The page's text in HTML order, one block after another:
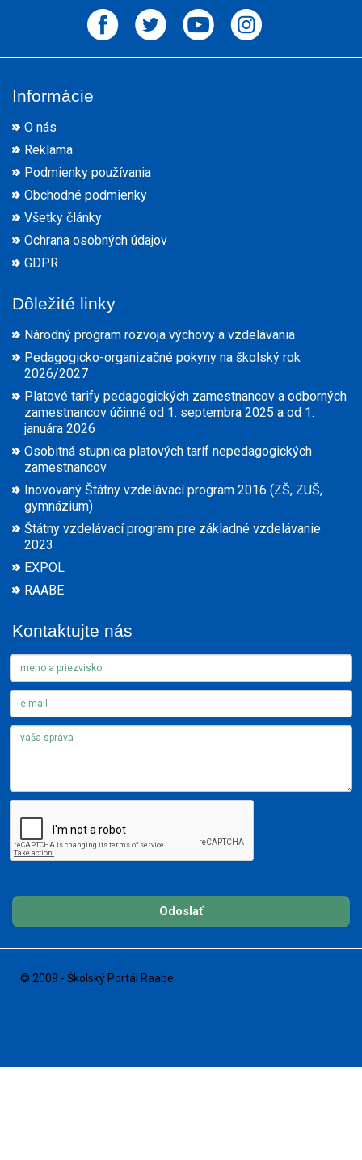
Informácie
O nás
Reklama
Podmienky používania
Obchodné podmienky
Všetky články
Ochrana osobných údajov
GDPR
Dôležité linky
Národný program rozvoja výchovy a vzdelávania
Pedagogicko-organizačné pokyny na školský rok
2026/2027
Platové tarify pedagogických zamestnancov a odborných
zamestnancov účinné od 1. septembra 2025 a od 1.
januára 2026
Osobitná stupnica platových taríf nepedagogických
zamestnancov
Inovovaný Štátny vzdelávací program 2016 (ZŠ, ZUŠ,
gymnázium)
Štátny vzdelávací program pre základné vzdelávanie
2023
EXPOL
RAABE
Kontaktujte nás
Odoslať
© 2009 - Školský Portál Raabe